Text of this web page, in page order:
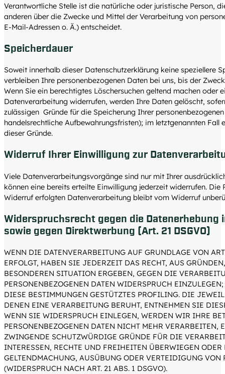
Verantwortliche Stelle ist die natürliche oder juristische Person,
anderen über die Zwecke und Mittel der Verarbeitung von
E-Mail-Adressen o. Ä.) entscheidet.
Speicherdauer
Soweit innerhalb dieser Datenschutzerklärung keine speziellere
verbleiben Ihre personenbezogenen Daten bei uns, bis der
Wenn Sie ein berechtigtes Löschersuchen geltend machen oder
Datenverarbeitung widerrufen, werden Ihre Daten gelöscht,
zulässigen Gründe für die Speicherung Ihrer
handelsrechtliche Aufbewahrungsfristen); im letztgenannten Fall
dieser Gründe.
Widerruf Ihrer Einwilligung zur
Viele Datenverarbeitungsvorgänge sind nur mit Ihrer
können eine bereits erteilte Einwilligung jederzeit widerrufen.
Widerruf erfolgten Datenverarbeitung bleibt vom Widerruf
Widerspruchsrecht gegen die Datenerhebung
sowie gegen Direktwerbung (Art. 21 DSGVO)
WENN DIE DATENVERARBEITUNG AUF GRUNDLAGE VON
ERFOLGT, HABEN SIE JEDERZEIT DAS RECHT, AUS
BESONDEREN SITUATION ERGEBEN, GEGEN DIE
PERSONENBEZOGENEN DATEN WIDERSPRUCH
DIESE BESTIMMUNGEN GESTÜTZTES PROFILING. DIE
DENEN EINE VERARBEITUNG BERUHT, ENTNEHMEN SIE
WENN SIE WIDERSPRUCH EINLEGEN, WERDEN WIR IHRE
PERSONENBEZOGENEN DATEN NICHT MEHR VERARBEITEN,
ZWINGENDE SCHUTZWÜRDIGE GRÜNDE FÜR DIE
INTERESSEN, RECHTE UND FREIHEITEN ÜBERWIEGEN
GELTENDMACHUNG, AUSÜBUNG ODER VERTEIDIGUNG VON
(WIDERSPRUCH NACH ART. 21 ABS. 1 DSGVO).